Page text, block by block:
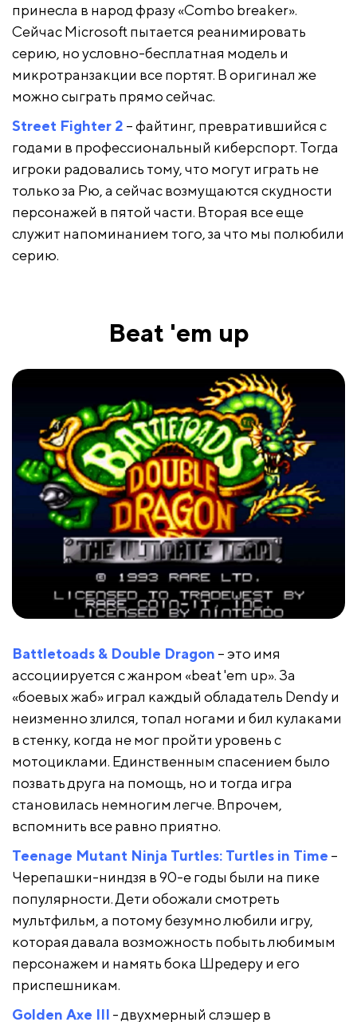
принесла в народ фразу «Combo breaker».
Сейчас Microsoft пытается реанимировать
серию, но условно-бесплатная модель и
микротранзакции все портят. В оригинал же
можно сыграть прямо сейчас.
Street Fighter 2 – файтинг, превратившийся с
годами в профессиональный киберспорт. Тогда
игроки радовались тому, что могут играть не
только за Рю, а сейчас возмущаются скудности
персонажей в пятой части. Вторая все еще
служит напоминанием того, за что мы полюбили
серию.
Beat 'em up
Battletoads & Double Dragon – это имя
ассоциируется с жанром «beat 'em up». За
«боевых жаб»играл каждый обладатель Dendy и
неизменно злился, топал ногами и бил кулаками
в стенку, когда не мог пройти уровень с
мотоциклами. Единственным спасением было
позвать друга на помощь, но и тогда игра
становилась немногим легче. Впрочем,
вспомнить все равно приятно.
Teenage Mutant Ninja Turtles: Turtles in Time –
Черепашки-ниндзя в 90-е годы были на пике
популярности. Дети обожали смотреть
мультфильм, а потому безумно любили игру,
которая давала возможность побыть любимым
персонажем и намять бока Шредеру и его
приспешникам.
Golden Axe III - двухмерный слэшер в